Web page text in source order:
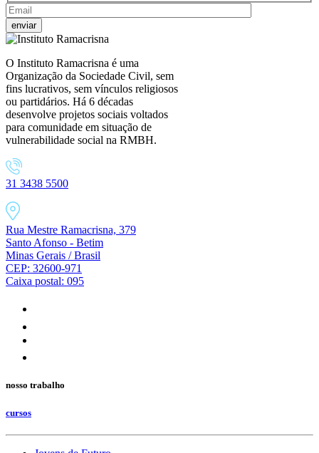
O Instituto Ramacrisna é uma
Organização da Sociedade Civil, sem
fins lucrativos, sem vínculos religiosos
ou partidários. Há 6 décadas
desenvolve projetos sociais voltados
para comunidade em situação de
vulnerabilidade social na RMBH.
31 3438 5500
Rua Mestre Ramacrisna, 379
Santo Afonso - Betim
Minas Gerais / Brasil
CEP: 32600-971
Caixa postal: 095
nosso trabalho
cursos